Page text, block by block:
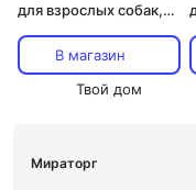
для взрослых собак,
В магазин
Твой дом
Мираторг